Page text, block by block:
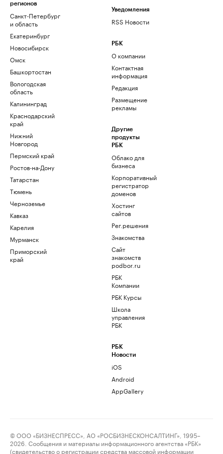
регионов
Санкт-Петербург
и область
Екатеринбург
Новосибирск
Омск
Башкортостан
Вологодская
область
Калининград
Краснодарский
край
Нижний
Новгород
Пермский край
Ростов-на-Дону
Татарстан
Тюмень
Черноземье
Кавказ
Карелия
Мурманск
Приморский
край
Уведомления
RSS Новости
РБК
О компании
Контактная
информация
Редакция
Размещение
рекламы
Другие
продукты
РБК
Облако для
бизнеса
Корпоративный
регистратор
доменов
Хостинг
сайтов
Рег.решения
Знакомства
Сайт
знакомств
podbor.ru
РБК
Компании
РБК Курсы
Школа
управления
РБК
РБК
Новости
iOS
Android
AppGallery
© ООО «БИЗНЕСПРЕСС», АО «РОСБИЗНЕСКОНСАЛТИНГ», 1995–
2026. Сообщения и материалы информационного агентства «РБК»
(свидетельство о регистрации средства массовой информации